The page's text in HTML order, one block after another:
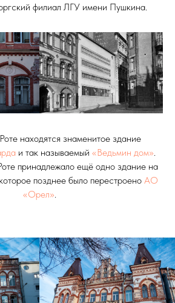
филиал ЛГУ имени Пушкина.
находятся знаменитое здание
и так называемый «Ведьмин дом»
принадлежало ещё одно здание на
позднее было перестроено АО
«Орел»